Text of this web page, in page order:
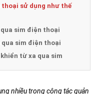
thoại sử dụng như thế
sim điện thoại
sim điện thoại
từ xa qua sim
nhiều trong công tác quản